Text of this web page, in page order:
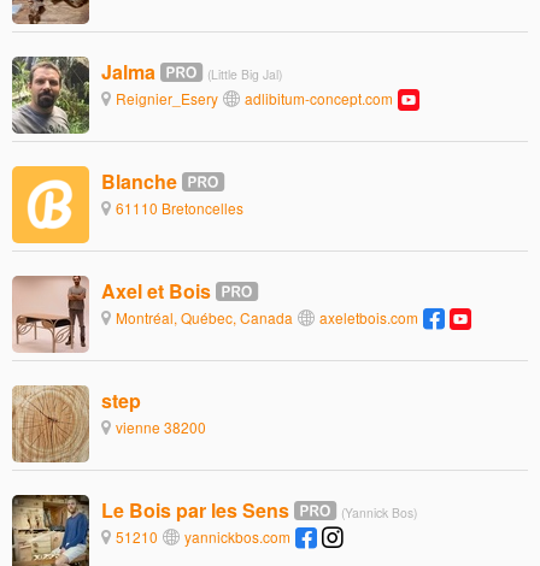
Jalma (Little Big Jal)
Reignier_Esery adlibitum-concept.com
Blanche
61110 Bretoncelles
Axel et Bois
Montréal, Québec, Canada axeletbois.com
step
vienne 38200
Le Bois par les Sens (Yannick Bos)
51210 yannickbos.com